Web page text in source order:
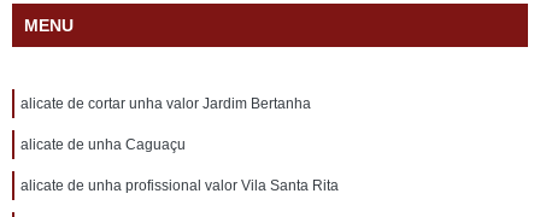
MENU
alicate de cortar unha valor Jardim Bertanha
alicate de unha Caguaçu
alicate de unha profissional valor Vila Santa Rita